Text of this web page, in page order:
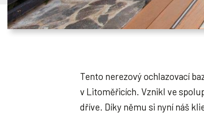
Tento nerezový ochlazovací
v Litoměřicích. Vznikl ve
dříve. Díky němu si nyní náš